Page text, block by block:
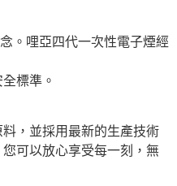
。哩亞四代一次性電子煙經
標準。
，並採用最新的生產技術
可以放心享受每一刻，無